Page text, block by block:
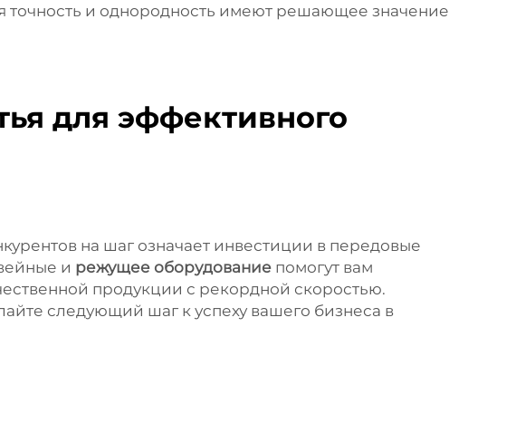
точность и однородность имеют решающее значение
для эффективного
на шаг означает инвестиции в передовые
и режущее оборудование помогут вам
продукции с рекордной скоростью.
следующий шаг к успеху вашего бизнеса в